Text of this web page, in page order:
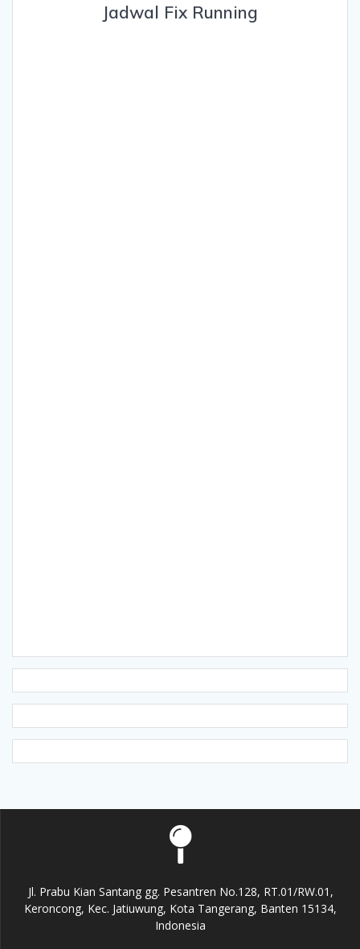
Jadwal Fix Running
Jl. Prabu Kian Santang gg. Pesantren No.128, RT.01/RW.01,
Keroncong, Kec. Jatiuwung, Kota Tangerang, Banten 15134,
Indonesia